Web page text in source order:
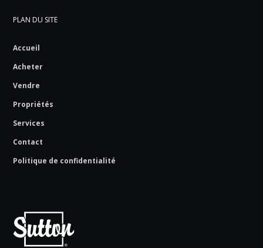
PLAN DU SITE
Accueil
Acheter
Vendre
Propriétés
Services
Contact
Politique de confidentialité